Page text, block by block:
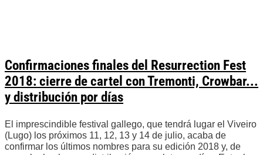
Confirmaciones finales del Resurrection Fest
2018: cierre de cartel con Tremonti, Crowbar...
y distribución por días
El imprescindible festival gallego, que tendrá lugar el Viveiro
(Lugo) los próximos 11, 12, 13 y 14 de julio, acaba de
confirmar los últimos nombres para su edición 2018 y, de